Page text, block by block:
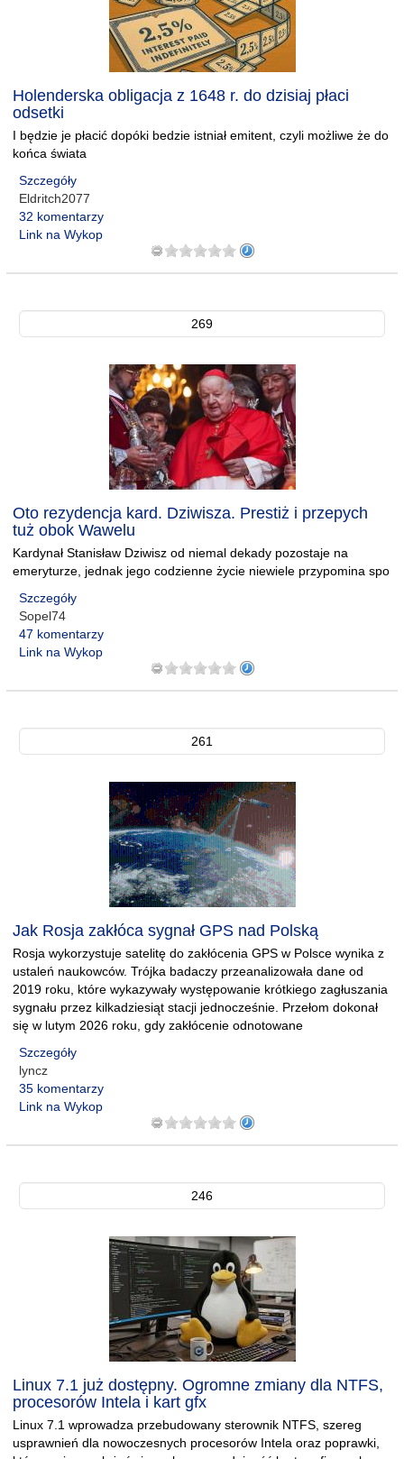
Holenderska obligacja z 1648 r. do dzisiaj płaci
odsetki
I będzie je płacić dopóki bedzie istniał emitent, czyli możliwe że do
końca świata
Szczegóły
Eldritch2077
32 komentarzy
Link na Wykop
269
Oto rezydencja kard. Dziwisza. Prestiż i przepych
tuż obok Wawelu
Kardynał Stanisław Dziwisz od niemal dekady pozostaje na
emeryturze, jednak jego codzienne życie niewiele przypomina spo
Szczegóły
Sopel74
47 komentarzy
Link na Wykop
261
Jak Rosja zakłóca sygnał GPS nad Polską
Rosja wykorzystuje satelitę do zakłócenia GPS w Polsce wynika z
ustaleń naukowców. Trójka badaczy przeanalizowała dane od
2019 roku, które wykazywały występowanie krótkiego zagłuszania
sygnału przez kilkadziesiąt stacji jednocześnie. Przełom dokonał
się w lutym 2026 roku, gdy zakłócenie odnotowane
Szczegóły
lyncz
35 komentarzy
Link na Wykop
246
Linux 7.1 już dostępny. Ogromne zmiany dla NTFS,
procesorów Intela i kart gfx
Linux 7.1 wprowadza przebudowany sterownik NTFS, szereg
usprawnień dla nowoczesnych procesorów Intela oraz poprawki,